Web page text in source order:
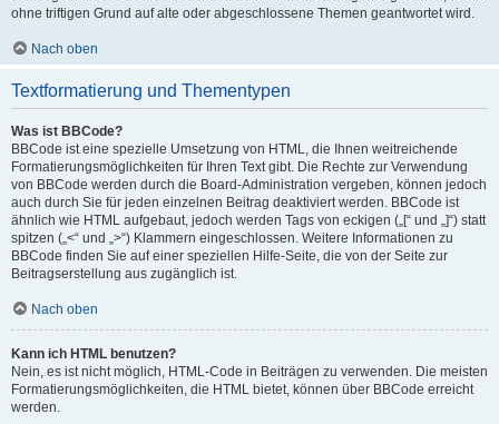
ohne triftigen Grund auf alte oder abgeschlossene Themen geantwortet wird.
Nach oben
Textformatierung und Thementypen
Was ist BBCode?
BBCode ist eine spezielle Umsetzung von HTML, die Ihnen weitreichende
Formatierungsmöglichkeiten für Ihren Text gibt. Die Rechte zur Verwendung
von BBCode werden durch die Board-Administration vergeben, können jedoch
auch durch Sie für jeden einzelnen Beitrag deaktiviert werden. BBCode ist
ähnlich wie HTML aufgebaut, jedoch werden Tags von eckigen („[“ und „]“) statt
spitzen („<“ und „>“) Klammern eingeschlossen. Weitere Informationen zu
BBCode finden Sie auf einer speziellen Hilfe-Seite, die von der Seite zur
Beitragserstellung aus zugänglich ist.
Nach oben
Kann ich HTML benutzen?
Nein, es ist nicht möglich, HTML-Code in Beiträgen zu verwenden. Die meisten
Formatierungsmöglichkeiten, die HTML bietet, können über BBCode erreicht
werden.